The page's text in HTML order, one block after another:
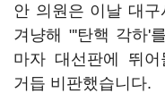
안 의원은 이날 대
겨냥해 "'탄핵 각하'
마자 대선판에 뛰어
거듭 비판했습니다.